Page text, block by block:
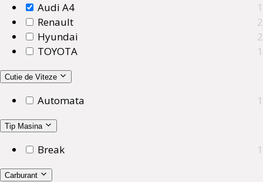
Audi A4
1
Renault
2
Hyundai
2
TOYOTA
1
Cutie de Viteze
Automata 1
Tip Masina
Break 1
Carburant